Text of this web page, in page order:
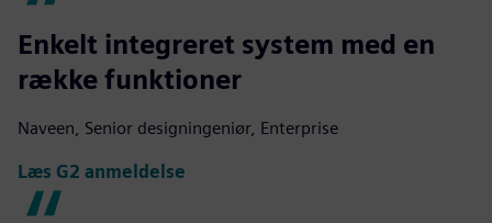
Enkelt integreret system med en
række funktioner
Naveen, Senior designingeniør, Enterprise
Læs G2 anmeldelse